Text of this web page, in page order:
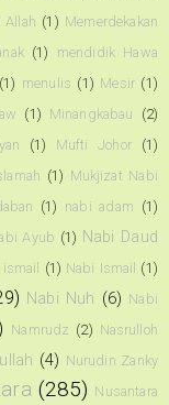
Allah (1) Memerdekakan
(1)
mendidik Hawa
(1) menulis (1) Mesir (1)
(1) Minangkabau
(2)
(1) Mufti Johor (1)
(1) Mukjizat Nabi
(1) nabi adam (1)
Ayub (1) Nabi Daud
(1) Nabi Ismail (1)
Nabi Nuh (6) Nabi
Namrudz (2) Nasrulloh
(4) Nurudin Zanky
(285) Nusantara